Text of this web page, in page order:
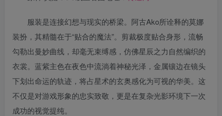
服装是连接幻想与现实的桥梁。阿古Ako所诠释的莫娜
装扮，其精髓在于“贴合的魔法”。剪裁极度贴合身形，流畅
勾勒出曼妙曲线，却毫无束缚感，仿佛星辰之力自然编织的
衣裳。蓝紫主色在夜色中流淌着神秘光泽，金属镶边在镜头
下划出命运的轨迹，将占星术的玄奥感化为可视的华美。这
不仅是对游戏形象的忠实致敬，更是在复杂光影环境下一次
成功的视觉提纯。